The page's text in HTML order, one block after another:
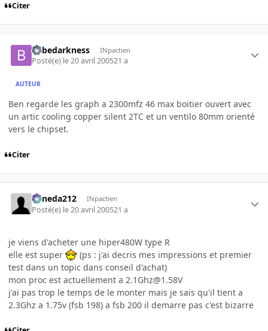
Citer
bebedarkness INpactien
Posté(e) le 20 avril 200521 a
AUTEUR
Ben regarde les graph a 2300mfz 46 max boitier ouvert avec
un artic cooling copper silent 2TC et un ventilo 80mm orienté
vers le chipset.
Citer
keneda212 INpactien
Posté(e) le 20 avril 200521 a
je viens d'acheter une hiper480W type R
elle est super
(ps : j'ai decris mes impressions et premier
test dans un topic dans conseil d'achat)
mon proc est actuellement a 2.1Ghz@1.58V
j'ai pas trop le temps de le monter mais je sais qu'il tient a
2.3Ghz a 1.75v (fsb 198) a fsb 200 il demarre pas c'est bizarre